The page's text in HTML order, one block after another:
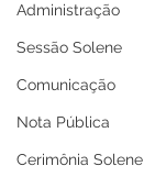
Administração
Sessão Solene
Comunicação
Nota Pública
Cerimônia Solene
anos do